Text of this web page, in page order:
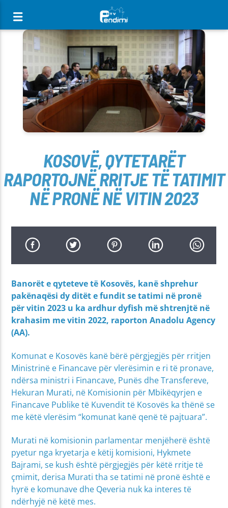
[There are no radio stations in the database]
KOSOVË, QYTETARËT
RAPORTOJNË RRITJE TË TATIMIT
NË PRONË NË VITIN 2023
Banorët e qyteteve të Kosovës, kanë shprehur
pakënaqësi dy ditët e fundit se tatimi në pronë
për vitin 2023 u ka ardhur dyfish më shtrenjtë në
krahasim me vitin 2022, raporton Anadolu Agency
(AA).
Komunat e Kosovës kanë bërë përgjegjës për rritjen
Ministrinë e Financave për vlerësimin e ri të pronave,
ndërsa ministri i Financave, Punës dhe Transfereve,
Hekuran Murati, në Komisionin për Mbikëqyrjen e
Financave Publike të Kuvendit të Kosovës ka thënë se
me këtë vlerësim “komunat kanë qenë të pajtuara”.
Murati në komisionin parlamentar menjëherë është
pyetur nga kryetarja e këtij komisioni, Hykmete
Bajrami, se kush është përgjegjës për këtë rritje të
çmimit, derisa Murati tha se tatimi në pronë është e
hyrë e komunave dhe Qeveria nuk ka interes të
ndërhyjë në këtë mes.